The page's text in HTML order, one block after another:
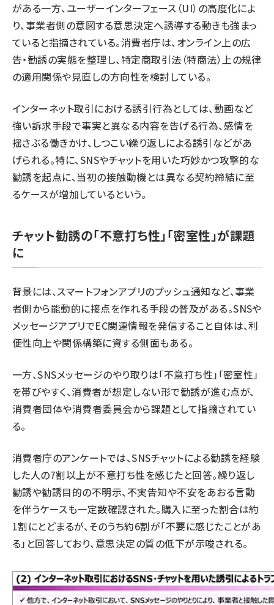
がある一方、ユーザーインターフェース（UI）の高度化によ
り、事業者側の意図する意思決定へ誘導する動きも強まっ
ていると指摘されている。消費者庁は、オンライン上の広
告・勧誘の実態を整理し、特定商取引法（特商法）上の規律
の適用関係や見直しの方向性を検討している。
インターネット取引における誘引行為としては、動画など
強い訴求手段で事実と異なる内容を告げる行為、感情を
揺さぶる働きかけ、しつこい繰り返しによる誘引などがあ
げられる。特に、SNSやチャットを用いた巧妙かつ攻撃的な
勧誘を起点に、当初の接触動機とは異なる契約締結に至
るケースが増加しているという。
チャット勧誘の「不意打ち性」「密室性」が課題
に
背景には、スマートフォンアプリのプッシュ通知など、事業
者側から能動的に接点を作れる手段の普及がある。SNSや
メッセージアプリでEC関連情報を発信すること自体は、利
便性向上や関係構築に資する側面もある。
一方、SNSメッセージのやり取りは「不意打ち性」「密室性」
を帯びやすく、消費者が想定しない形で勧誘が進む点が、
消費者団体や消費者委員会から課題として指摘されてい
る。
消費者庁のアンケートでは、SNSチャットによる勧誘を経験
した人の7割以上が不意打ち性を感じたと回答。繰り返し
勧誘や勧誘目的の不明示、不実告知や不安をあおる言動
を伴うケースも一定数確認された。購入に至った割合は約
1割にとどまるが、そのうち約6割が「不要に感じたことがあ
る」と回答しており、意思決定の質の低下が示唆される。